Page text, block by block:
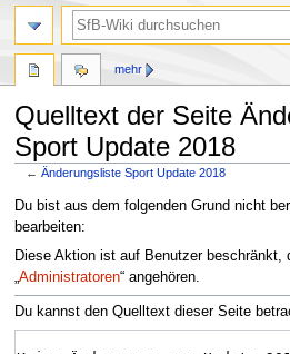
Quelltext der Seite
Sport Update 2018
←Änderungsliste Sport Update 2018
Zur
Navigation
springen
Zur
Suche
springen
Du bist aus dem folgenden Grund nicht
bearbeiten:
Diese Aktion ist auf Benutzer beschränkt,
Administratoren“ angehören.
Du kannst den Quelltext dieser Seite
mehr